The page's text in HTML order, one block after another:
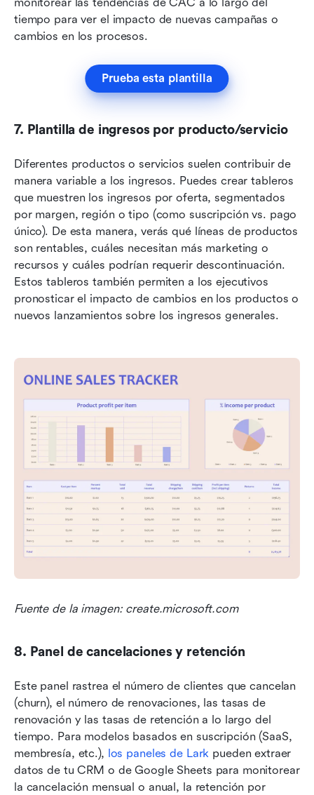
tiempo para ver el impacto de nuevas campañas o
cambios en los procesos.
Prueba esta plantilla
7. Plantilla de ingresos por producto/servicio
Diferentes productos o servicios suelen contribuir de
manera variable a los ingresos. Puedes crear tableros
que muestren los ingresos por oferta, segmentados
por margen, región o tipo (como suscripción vs. pago
único). De esta manera, verás qué líneas de productos
son rentables, cuáles necesitan más marketing o
recursos y cuáles podrían requerir descontinuación.
Estos tableros también permiten a los ejecutivos
pronosticar el impacto de cambios en los productos o
nuevos lanzamientos sobre los ingresos generales.
Fuente de la imagen: create.microsoft.com
8. Panel de cancelaciones y retención
Este panel rastrea el número de clientes que cancelan
(churn), el número de renovaciones, las tasas de
renovación y las tasas de retención a lo largo del
tiempo. Para modelos basados en suscripción (SaaS,
membresía, etc.), los paneles de Lark pueden extraer
datos de tu CRM o de Google Sheets para monitorear
la cancelación mensual o anual, la retención por